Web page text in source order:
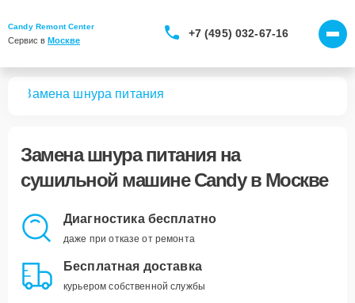
Candy Remont Center
Сервис в Москве
+7 (495) 032-67-16
Замена шнура питания
Замена шнура питанияна
сушильной машине Candy в Москве
Диагностика бесплатно
даже при отказе от ремонта
Бесплатная доставка
курьером собственной службы